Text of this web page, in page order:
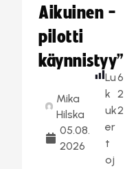
Aikuinen -
pilotti
käynnistyy”
Mika
Hilska
05.08.
2026
Lu
k
uk
er
t
oj
6
2
2